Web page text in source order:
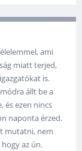
ami
miatt terjed,
is.
állt be a
és ezen nincs
naponta érzed.
mutatni, nem
az ún.